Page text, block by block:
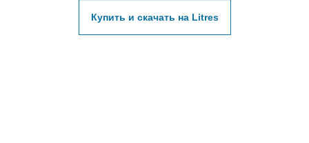
Купить и скачать на Litres